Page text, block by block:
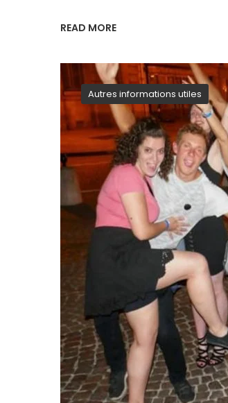
READ MORE
Autres informations utiles